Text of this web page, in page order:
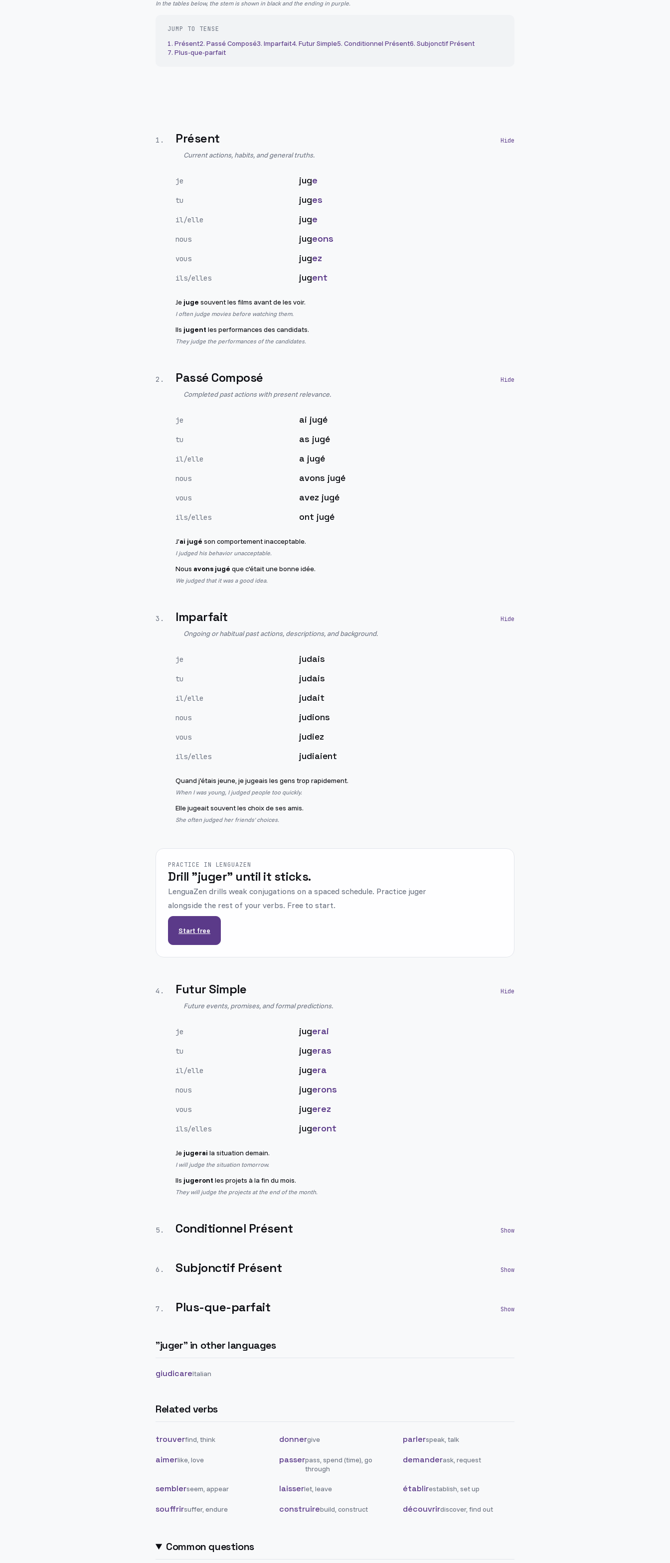
In the tables below, the stem is shown in black and the ending in purple.
JUMP TO TENSE
1. Présent2. Passé Composé3. Imparfait4. Futur Simple5. Conditionnel Présent6. Subjonctif Présent
7. Plus-que-parfait
1 . Présent
Current actions, habits, and general truths.
je juge
tu juges
il/elle juge
nous jugeons
vous jugez
ils/elles jugent
Je juge souvent les films avant de les voir.
I often judge movies before watching them.
Ils jugentles performances des candidats.
They judge the performances of the candidates.
2 . Passé Composé
Completed past actions with present relevance.
je ai jugé
tu as jugé
il/elle a jugé
nous avons jugé
vous avez jugé
ils/elles ont jugé
J'ai jugé son comportement inacceptable.
I judged his behavior unacceptable.
Nous avons jugé que c'était une bonne idée.
We judged that it was a good idea.
3 . Imparfait
Ongoing or habitual past actions, descriptions, and background.
je judais
tu judais
il/elle judait
nous judions
vous judiez
ils/elles judiaient
Quand j'étais jeune, je jugeais les gens trop rapidement.
When I was young, I judged people too quickly.
Elle jugeait souvent les choix de ses amis.
She often judged her friends' choices.
PRACTICE IN LENGUAZEN
Drill "juger" until it sticks.
LenguaZen drills weak conjugations on a spaced schedule. Practice juger
alongside the rest of your verbs. Free to start.
Start free
4 . Futur Simple
Future events, promises, and formal predictions.
je jugerai
tu jugeras
il/elle jugera
nous jugerons
vous jugerez
ils/elles jugeront
Je jugerai la situation demain.
I will judge the situation tomorrow.
Ils jugerontles projets à la fin du mois.
They will judge the projects at the end of the month.
5 . Conditionnel Présent
6 . Subjonctif Présent
7 . Plus-que-parfait
"juger" in other languages
giudicareItalian
Related verbs
trouverfind, think donnergive parlerspeak, talk
aimerlike, love passerpass, spend (time), go
through
demanderask, request
semblerseem, appear laisserlet, leave établirestablish, set up
souffrirsuffer, endure construirebuild, construct découvrirdiscover, find out
Common questions